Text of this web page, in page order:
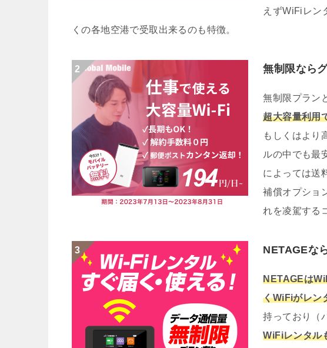
えずWiFiレン
くの各地空港で受取出来るのも特徴。
無制限なら
無制限プラン
超大容量利用
もしくはより
ルの中でも最
によっては送
補償オプショ
れを凌駕する
NETAGEな
NETAGEは
くWiFiがレン
持っており（
WiFiレンタル